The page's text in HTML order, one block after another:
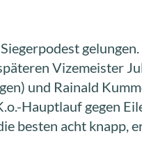
Vizemeister
und Rainald
Hauptlauf gegen
besten acht knapp,